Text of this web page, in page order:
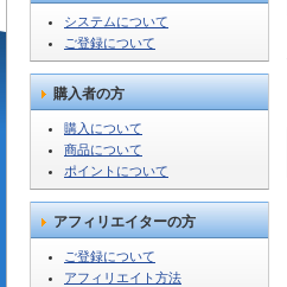
システムについて
ご登録について
購入者の方
購入について
商品について
ポイントについて
アフィリエイターの方
ご登録について
アフィリエイト方法